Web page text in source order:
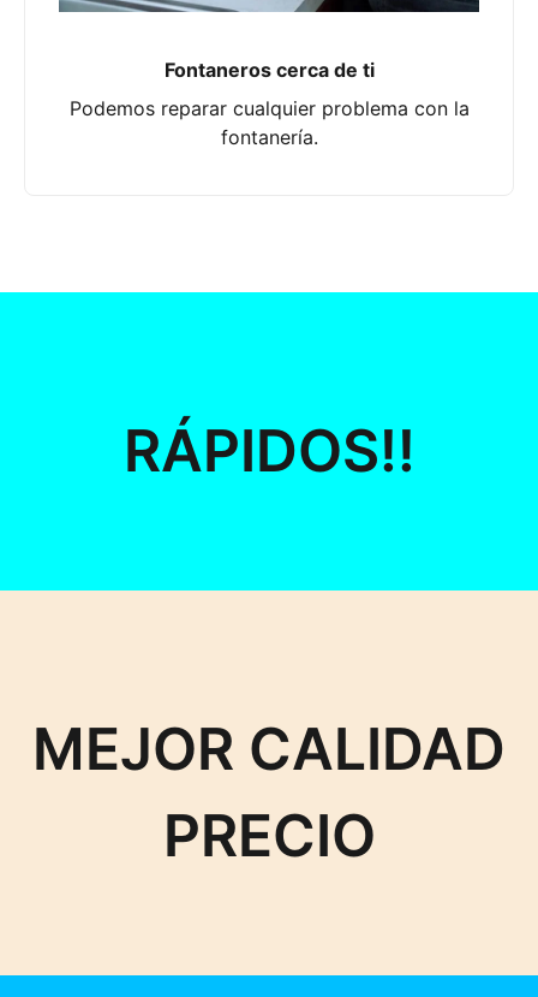
Fontaneros cerca de ti
Podemos reparar cualquier problema con la
fontanería.
RÁPIDOS!!
MEJOR CALIDAD
PRECIO